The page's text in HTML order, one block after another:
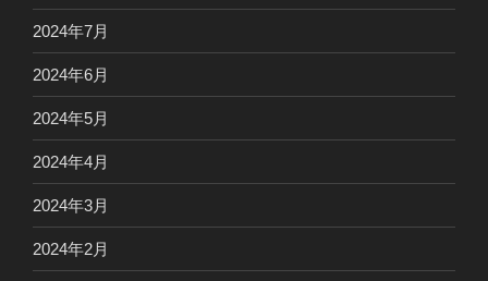
2024年7月
2024年6月
2024年5月
2024年4月
2024年3月
2024年2月